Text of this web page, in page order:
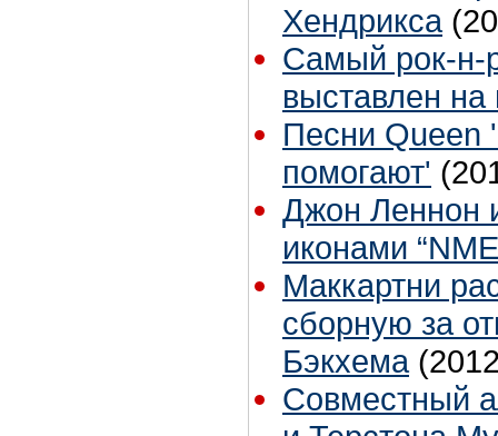
Хендрикса
Cамый рок-н-
выставлен на
Песни Queen
помогают'
Джон Леннон
иконами
Маккартни
сборную за
Бэкхема
Совместный